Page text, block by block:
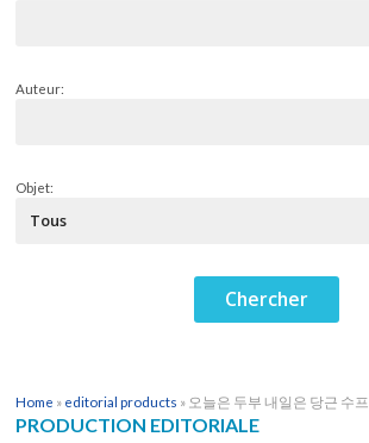
Auteur:
Objet:
Home » editorial products » 오늘은 두부 내일은 당근 수프
PRODUCTION EDITORIALE